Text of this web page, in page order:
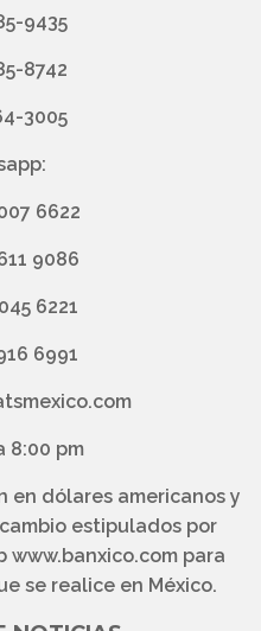
9435
8742
3005
6622
9086
6221
6991
8:00 pm
en dólares americanos y
estipulados por
www.banxico.com para
se realice en México.